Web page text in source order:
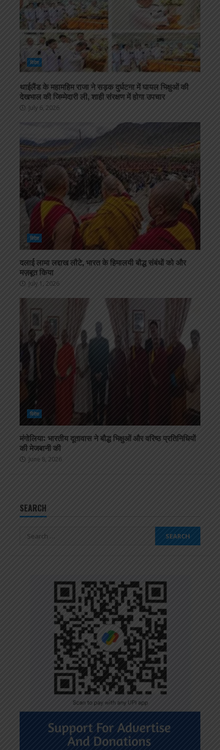
विदेश
थाईलैंड के महामहिम राजा ने सड़क दुर्घटना में घायल भिक्षुओं की
देखभाल की जिम्मेदारी ली, शाही संरक्षण में होगा उपचार
July 6, 2026
विदेश
दलाई लामा लद्दाख लौटे, भारत के हिमालयी बौद्ध संबंधों को और
मज़बूत किया
July 1, 2026
विदेश
मंगोलिया: भारतीय दूतावास ने बौद्ध भिक्षुओं और वरिष्ठ प्रतिनिधियों
की मेजबानी की
June 8, 2026
SEARCH
Search